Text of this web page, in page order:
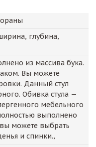
глубина,
из массива бука.
Вы можете
Данный стул
Обивка стула —
мебельного
выполнено
можете выбрать
и спинки.,